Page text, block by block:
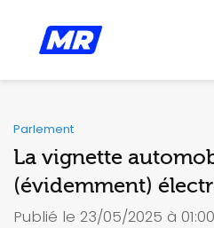
Parlement
La vignette
(évidemment)
Publié le 23/05/2025 à 01:00